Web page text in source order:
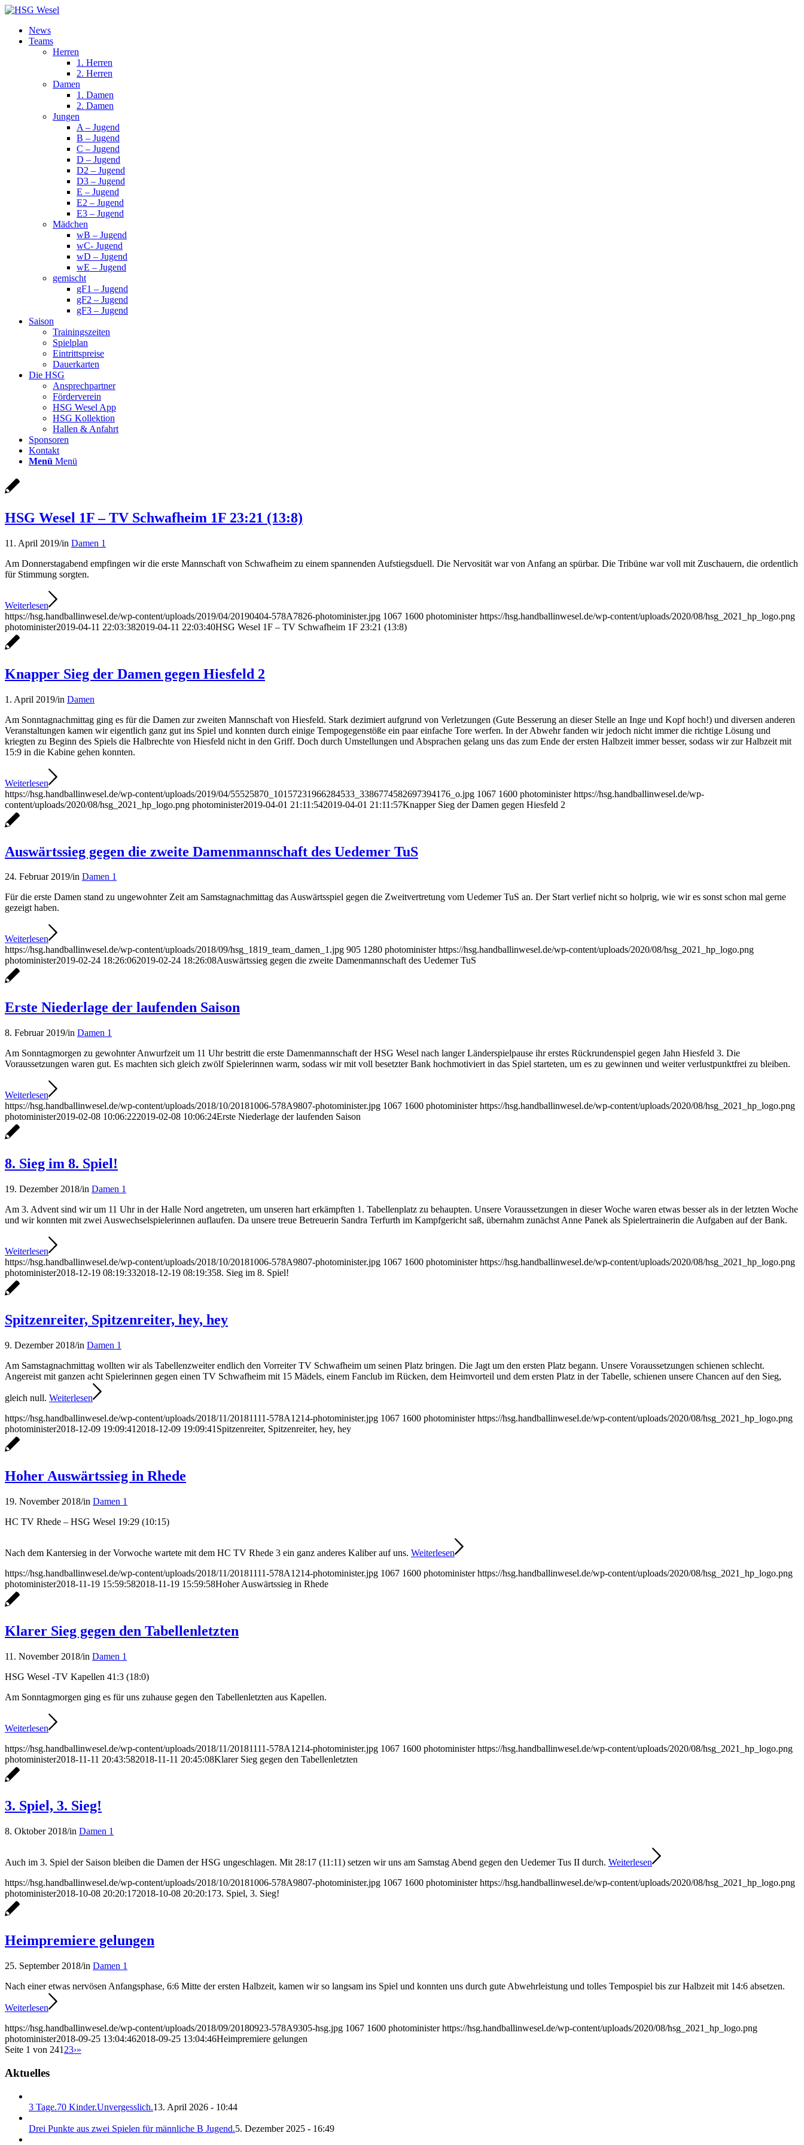
News
Teams
Herren
1. Herren
2. Herren
Damen
1. Damen
2. Damen
Jungen
A – Jugend
B – Jugend
C – Jugend
D – Jugend
D2 – Jugend
D3 – Jugend
E – Jugend
E2 – Jugend
E3 – Jugend
Mädchen
wB – Jugend
wC- Jugend
wD – Jugend
wE – Jugend
gemischt
gF1 – Jugend
gF2 – Jugend
gF3 – Jugend
Saison
Trainingszeiten
Spielplan
Eintrittspreise
Dauerkarten
Die HSG
Ansprechpartner
Förderverein
HSG Wesel App
HSG Kollektion
Hallen & Anfahrt
Sponsoren
Kontakt
Menü Menü
HSG Wesel 1F – TV Schwafheim 1F 23:21 (13:8)
11. April 2019/in Damen 1
Am Donnerstagabend empfingen wir die erste Mannschaft von Schwafheim zu einem spannenden Aufstiegsduell. Die Nervosität war von Anfang an spürbar. Die Tribüne war voll mit Zuschauern, die ordentlich
für Stimmung sorgten.
Weiterlesen
https://hsg.handballinwesel.de/wp-content/uploads/2019/04/20190404-578A7826-photominister.jpg 1067 1600 photominister https://hsg.handballinwesel.de/wp-content/uploads/2020/08/hsg_2021_hp_logo.png
photominister2019-04-11 22:03:382019-04-11 22:03:40HSG Wesel 1F – TV Schwafheim 1F 23:21 (13:8)
Knapper Sieg der Damen gegen Hiesfeld 2
1. April 2019/in Damen
Am Sonntagnachmittag ging es für die Damen zur zweiten Mannschaft von Hiesfeld. Stark dezimiert aufgrund von Verletzungen (Gute Besserung an dieser Stelle an Inge und Kopf hoch!) und diversen anderen
Veranstaltungen kamen wir eigentlich ganz gut ins Spiel und konnten durch einige Tempogegenstöße ein paar einfache Tore werfen. In der Abwehr fanden wir jedoch nicht immer die richtige Lösung und
kriegten zu Beginn des Spiels die Halbrechte von Hiesfeld nicht in den Griff. Doch durch Umstellungen und Absprachen gelang uns das zum Ende der ersten Halbzeit immer besser, sodass wir zur Halbzeit mit
15:9 in die Kabine gehen konnten.
Weiterlesen
https://hsg.handballinwesel.de/wp-content/uploads/2019/04/55525870_10157231966284533_3386774582697394176_o.jpg 1067 1600 photominister https://hsg.handballinwesel.de/wp-
content/uploads/2020/08/hsg_2021_hp_logo.png photominister2019-04-01 21:11:542019-04-01 21:11:57Knapper Sieg der Damen gegen Hiesfeld 2
Auswärtssieg gegen die zweite Damenmannschaft des Uedemer TuS
24. Februar 2019/in Damen 1
Für die erste Damen stand zu ungewohnter Zeit am Samstagnachmittag das Auswärtsspiel gegen die Zweitvertretung vom Uedemer TuS an. Der Start verlief nicht so holprig, wie wir es sonst schon mal gerne
gezeigt haben.
Weiterlesen
https://hsg.handballinwesel.de/wp-content/uploads/2018/09/hsg_1819_team_damen_1.jpg 905 1280 photominister https://hsg.handballinwesel.de/wp-content/uploads/2020/08/hsg_2021_hp_logo.png
photominister2019-02-24 18:26:062019-02-24 18:26:08Auswärtssieg gegen die zweite Damenmannschaft des Uedemer TuS
Erste Niederlage der laufenden Saison
8. Februar 2019/in Damen 1
Am Sonntagmorgen zu gewohnter Anwurfzeit um 11 Uhr bestritt die erste Damenmannschaft der HSG Wesel nach langer Länderspielpause ihr erstes Rückrundenspiel gegen Jahn Hiesfeld 3. Die
Voraussetzungen waren gut. Es machten sich gleich zwölf Spielerinnen warm, sodass wir mit voll besetzter Bank hochmotiviert in das Spiel starteten, um es zu gewinnen und weiter verlustpunktfrei zu bleiben.
Weiterlesen
https://hsg.handballinwesel.de/wp-content/uploads/2018/10/20181006-578A9807-photominister.jpg 1067 1600 photominister https://hsg.handballinwesel.de/wp-content/uploads/2020/08/hsg_2021_hp_logo.png
photominister2019-02-08 10:06:222019-02-08 10:06:24Erste Niederlage der laufenden Saison
8. Sieg im 8. Spiel!
19. Dezember 2018/in Damen 1
Am 3. Advent sind wir um 11 Uhr in der Halle Nord angetreten, um unseren hart erkämpften 1. Tabellenplatz zu behaupten. Unsere Voraussetzungen in dieser Woche waren etwas besser als in der letzten Woche
und wir konnten mit zwei Auswechselspielerinnen auflaufen. Da unsere treue Betreuerin Sandra Terfurth im Kampfgericht saß, übernahm zunächst Anne Panek als Spielertrainerin die Aufgaben auf der Bank.
Weiterlesen
https://hsg.handballinwesel.de/wp-content/uploads/2018/10/20181006-578A9807-photominister.jpg 1067 1600 photominister https://hsg.handballinwesel.de/wp-content/uploads/2020/08/hsg_2021_hp_logo.png
photominister2018-12-19 08:19:332018-12-19 08:19:358. Sieg im 8. Spiel!
Spitzenreiter, Spitzenreiter, hey, hey
9. Dezember 2018/in Damen 1
Am Samstagnachmittag wollten wir als Tabellenzweiter endlich den Vorreiter TV Schwafheim um seinen Platz bringen. Die Jagt um den ersten Platz begann. Unsere Voraussetzungen schienen schlecht.
Angereist mit ganzen acht Spielerinnen gegen einen TV Schwafheim mit 15 Mädels, einem Fanclub im Rücken, dem Heimvorteil und dem ersten Platz in der Tabelle, schienen unsere Chancen auf den Sieg,
gleich null. Weiterlesen
https://hsg.handballinwesel.de/wp-content/uploads/2018/11/20181111-578A1214-photominister.jpg 1067 1600 photominister https://hsg.handballinwesel.de/wp-content/uploads/2020/08/hsg_2021_hp_logo.png
photominister2018-12-09 19:09:41 2018-12-09 19:09:41 Spitzenreiter, Spitzenreiter, hey, hey
Hoher Auswärtssieg in Rhede
19. November 2018/in Damen 1
HC TV Rhede – HSG Wesel 19:29 (10:15)
Nach dem Kantersieg in der Vorwoche wartete mit dem HC TV Rhede 3 ein ganz anderes Kaliber auf uns. Weiterlesen
https://hsg.handballinwesel.de/wp-content/uploads/2018/11/20181111-578A1214-photominister.jpg 1067 1600 photominister https://hsg.handballinwesel.de/wp-content/uploads/2020/08/hsg_2021_hp_logo.png
photominister2018-11-19 15:59:582018-11-19 15:59:58Hoher Auswärtssieg in Rhede
Klarer Sieg gegen den Tabellenletzten
11. November 2018/in Damen 1
HSG Wesel -TV Kapellen 41:3 (18:0)
Am Sonntagmorgen ging es für uns zuhause gegen den Tabellenletzten aus Kapellen.
Weiterlesen
https://hsg.handballinwesel.de/wp-content/uploads/2018/11/20181111-578A1214-photominister.jpg 1067 1600 photominister https://hsg.handballinwesel.de/wp-content/uploads/2020/08/hsg_2021_hp_logo.png
photominister2018-11-11 20:43:582018-11-11 20:45:08Klarer Sieg gegen den Tabellenletzten
3. Spiel, 3. Sieg!
8. Oktober 2018/in Damen 1
Auch im 3. Spiel der Saison bleiben die Damen der HSG ungeschlagen. Mit 28:17 (11:11) setzen wir uns am Samstag Abend gegen den Uedemer Tus II durch. Weiterlesen
https://hsg.handballinwesel.de/wp-content/uploads/2018/10/20181006-578A9807-photominister.jpg 1067 1600 photominister https://hsg.handballinwesel.de/wp-content/uploads/2020/08/hsg_2021_hp_logo.png
photominister2018-10-08 20:20:172018-10-08 20:20:173. Spiel, 3. Sieg!
Heimpremiere gelungen
25. September 2018/in Damen 1
Nach einer etwas nervösen Anfangsphase, 6:6 Mitte der ersten Halbzeit, kamen wir so langsam ins Spiel und konnten uns durch gute Abwehrleistung und tolles Tempospiel bis zur Halbzeit mit 14:6 absetzen.
Weiterlesen
https://hsg.handballinwesel.de/wp-content/uploads/2018/09/20180923-578A9305-hsg.jpg 1067 1600 photominister https://hsg.handballinwesel.de/wp-content/uploads/2020/08/hsg_2021_hp_logo.png
photominister2018-09-25 13:04:462018-09-25 13:04:46Heimpremiere gelungen
Seite 1 von 241 23›»
Aktuelles
3 Tage.70 Kinder.Unvergesslich.13. April 2026 - 10:44
Drei Punkte aus zwei Spielen für männliche B Jugend.5. Dezember 2025 - 16:49